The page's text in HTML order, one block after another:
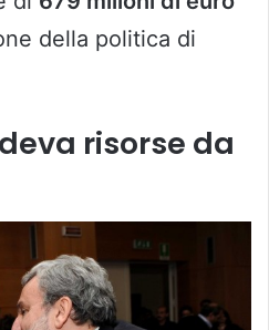
della politica di
risorse da